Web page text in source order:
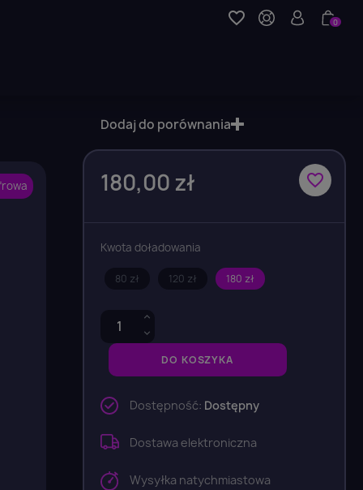
favorite_border 0
favorite_border
180,00 zł
Kwota doładowania
80 zł 120 zł 180 zł
DO KOSZYKA
Dodaj do porównania
Dostępność: Dostępny
Dostawa elektroniczna
Wysyłka natychmiastowa